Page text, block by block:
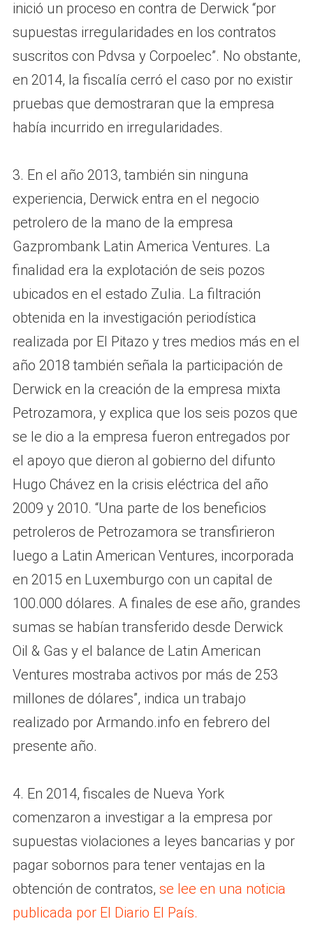
inició un proceso en contra de Derwick “por
supuestas irregularidades en los contratos
suscritos con Pdvsa y Corpoelec”. No obstante,
en 2014, la fiscalía cerró el caso por no existir
pruebas que demostraran que la empresa
había incurrido en irregularidades.
3. En el año 2013, también sin ninguna
experiencia, Derwick entra en el negocio
petrolero de la mano de la empresa
Gazprombank Latin America Ventures. La
finalidad era la explotación de seis pozos
ubicados en el estado Zulia. La filtración
obtenida en la investigación periodística
realizada por El Pitazo y tres medios más en el
año 2018 también señala la participación de
Derwick en la creación de la empresa mixta
Petrozamora, y explica que los seis pozos que
se le dio a la empresa fueron entregados por
el apoyo que dieron al gobierno del difunto
Hugo Chávez en la crisis eléctrica del año
2009 y 2010. “Una parte de los beneficios
petroleros de Petrozamora se transfirieron
luego a Latin American Ventures, incorporada
en 2015 en Luxemburgo con un capital de
100.000 dólares. A finales de ese año, grandes
sumas se habían transferido desde Derwick
Oil & Gas y el balance de Latin American
Ventures mostraba activos por más de 253
millones de dólares”, indica un trabajo
realizado por Armando.info en febrero del
presente año.
4. En 2014, fiscales de Nueva York
comenzaron a investigar a la empresa por
supuestas violaciones a leyes bancarias y por
pagar sobornos para tener ventajas en la
obtención de contratos, se lee en una noticia
publicada por El Diario El País.